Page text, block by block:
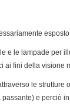
e le lampade per
ai fini della visione
le strutture
e perciò